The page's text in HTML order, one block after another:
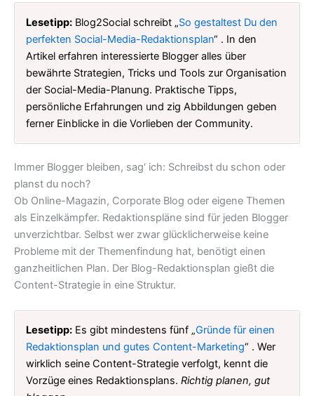
Lesetipp:Blog2Social schreibt „So gestaltest Du den
perfekten Social-Media-Redaktionsplan“ . In den
Artikel erfahren interessierte Blogger alles über
bewährte Strategien, Tricks und Tools zur Organisation
der Social-Media-Planung. Praktische Tipps,
persönliche Erfahrungen und zig Abbildungen geben
ferner Einblicke in die Vorlieben der Community.
Immer Blogger bleiben, sag‘ ich: Schreibst du schon oder
planst du noch?
Ob Online-Magazin, Corporate Blog oder eigene Themen
als Einzelkämpfer. Redaktionspläne sind für jeden Blogger
unverzichtbar. Selbst wer zwar glücklicherweise keine
Probleme mit der Themenfindung hat, benötigt einen
ganzheitlichen Plan. Der Blog-Redaktionsplan gießt die
Content-Strategie in eine Struktur.
Lesetipp:Es gibt mindestens fünf „Gründe für einen
Redaktionsplan und gutes Content-Marketing“ . Wer
wirklich seine Content-Strategie verfolgt, kennt die
Vorzüge eines Redaktionsplans. Richtig planen, gut